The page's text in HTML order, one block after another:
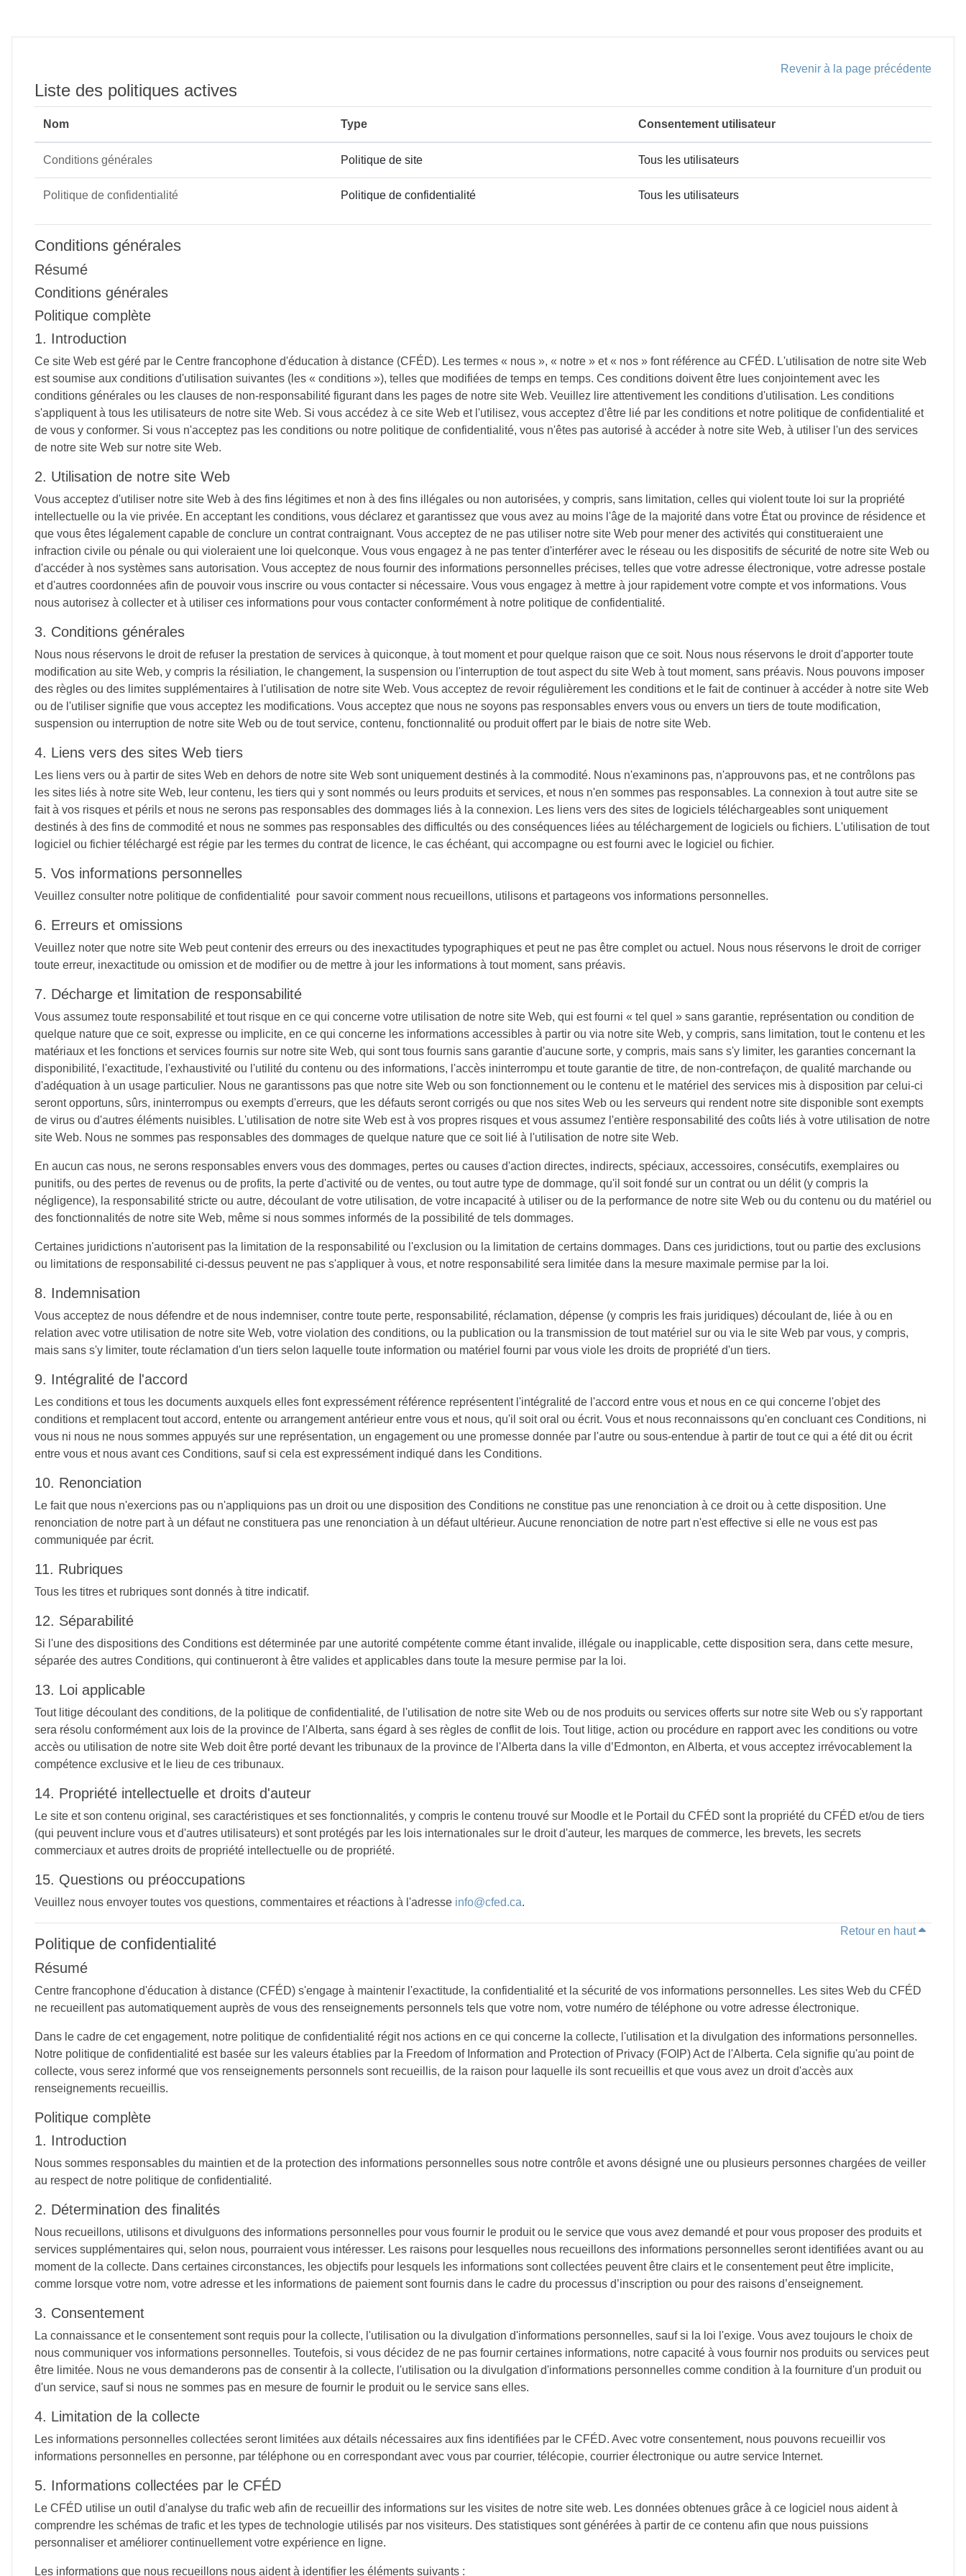
Revenir à la page précédente
Liste des politiques actives
Nom Type Consentement utilisateur
Conditions générales Politique de site Tous les utilisateurs
Politique de confidentialité Politique de confidentialité Tous les utilisateurs
Conditions générales
Résumé
Conditions générales
Politique complète
1. Introduction
Ce site Web est géré par le Centre francophone d'éducation à distance (CFÉD). Les termes « nous », « notre » et « nos » font référence au CFÉD. L'utilisation de notre site Web
est soumise aux conditions d'utilisation suivantes (les « conditions »), telles que modifiées de temps en temps. Ces conditions doivent être lues conjointement avec les
conditions générales ou les clauses de non-responsabilité figurant dans les pages de notre site Web. Veuillez lire attentivement les conditions d'utilisation. Les conditions
s'appliquent à tous les utilisateurs de notre site Web. Si vous accédez à ce site Web et l'utilisez, vous acceptez d'être lié par les conditions et notre politique de confidentialité et
de vous y conformer. Si vous n'acceptez pas les conditions ou notre politique de confidentialité, vous n'êtes pas autorisé à accéder à notre site Web, à utiliser l'un des services
de notre site Web sur notre site Web.
2. Utilisation de notre site Web
Vous acceptez d'utiliser notre site Web à des fins légitimes et non à des fins illégales ou non autorisées, y compris, sans limitation, celles qui violent toute loi sur la propriété
intellectuelle ou la vie privée. En acceptant les conditions, vous déclarez et garantissez que vous avez au moins l'âge de la majorité dans votre État ou province de résidence et
que vous êtes légalement capable de conclure un contrat contraignant. Vous acceptez de ne pas utiliser notre site Web pour mener des activités qui constitueraient une
infraction civile ou pénale ou qui violeraient une loi quelconque. Vous vous engagez à ne pas tenter d'interférer avec le réseau ou les dispositifs de sécurité de notre site Web ou
d'accéder à nos systèmes sans autorisation. Vous acceptez de nous fournir des informations personnelles précises, telles que votre adresse électronique, votre adresse postale
et d'autres coordonnées afin de pouvoir vous inscrire ou vous contacter si nécessaire. Vous vous engagez à mettre à jour rapidement votre compte et vos informations. Vous
nous autorisez à collecter et à utiliser ces informations pour vous contacter conformément à notre politique de confidentialité.
3. Conditions générales
Nous nous réservons le droit de refuser la prestation de services à quiconque, à tout moment et pour quelque raison que ce soit. Nous nous réservons le droit d'apporter toute
modification au site Web, y compris la résiliation, le changement, la suspension ou l'interruption de tout aspect du site Web à tout moment, sans préavis. Nous pouvons imposer
des règles ou des limites supplémentaires à l'utilisation de notre site Web. Vous acceptez de revoir régulièrement les conditions et le fait de continuer à accéder à notre site Web
ou de l'utiliser signifie que vous acceptez les modifications. Vous acceptez que nous ne soyons pas responsables envers vous ou envers un tiers de toute modification,
suspension ou interruption de notre site Web ou de tout service, contenu, fonctionnalité ou produit offert par le biais de notre site Web.
4. Liens vers des sites Web tiers
Les liens vers ou à partir de sites Web en dehors de notre site Web sont uniquement destinés à la commodité. Nous n'examinons pas, n'approuvons pas, et ne contrôlons pas
les sites liés à notre site Web, leur contenu, les tiers qui y sont nommés ou leurs produits et services, et nous n'en sommes pas responsables. La connexion à tout autre site se
fait à vos risques et périls et nous ne serons pas responsables des dommages liés à la connexion. Les liens vers des sites de logiciels téléchargeables sont uniquement
destinés à des fins de commodité et nous ne sommes pas responsables des difficultés ou des conséquences liées au téléchargement de logiciels ou fichiers. L'utilisation de tout
logiciel ou fichier téléchargé est régie par les termes du contrat de licence, le cas échéant, qui accompagne ou est fourni avec le logiciel ou fichier.
5. Vos informations personnelles
Veuillez consulter notre politique de confidentialité pour savoir comment nous recueillons, utilisons et partageons vos informations personnelles.
6. Erreurs et omissions
Veuillez noter que notre site Web peut contenir des erreurs ou des inexactitudes typographiques et peut ne pas être complet ou actuel. Nous nous réservons le droit de corriger
toute erreur, inexactitude ou omission et de modifier ou de mettre à jour les informations à tout moment, sans préavis.
7. Décharge et limitation de responsabilité
Vous assumez toute responsabilité et tout risque en ce qui concerne votre utilisation de notre site Web, qui est fourni « tel quel » sans garantie, représentation ou condition de
quelque nature que ce soit, expresse ou implicite, en ce qui concerne les informations accessibles à partir ou via notre site Web, y compris, sans limitation, tout le contenu et les
matériaux et les fonctions et services fournis sur notre site Web, qui sont tous fournis sans garantie d'aucune sorte, y compris, mais sans s'y limiter, les garanties concernant la
disponibilité, l'exactitude, l'exhaustivité ou l'utilité du contenu ou des informations, l'accès ininterrompu et toute garantie de titre, de non-contrefaçon, de qualité marchande ou
d'adéquation à un usage particulier. Nous ne garantissons pas que notre site Web ou son fonctionnement ou le contenu et le matériel des services mis à disposition par celui-ci
seront opportuns, sûrs, ininterrompus ou exempts d'erreurs, que les défauts seront corrigés ou que nos sites Web ou les serveurs qui rendent notre site disponible sont exempts
de virus ou d'autres éléments nuisibles. L'utilisation de notre site Web est à vos propres risques et vous assumez l'entière responsabilité des coûts liés à votre utilisation de notre
site Web. Nous ne sommes pas responsables des dommages de quelque nature que ce soit lié à l'utilisation de notre site Web.
En aucun cas nous, ne serons responsables envers vous des dommages, pertes ou causes d'action directes, indirects, spéciaux, accessoires, consécutifs, exemplaires ou
punitifs, ou des pertes de revenus ou de profits, la perte d'activité ou de ventes, ou tout autre type de dommage, qu'il soit fondé sur un contrat ou un délit (y compris la
négligence), la responsabilité stricte ou autre, découlant de votre utilisation, de votre incapacité à utiliser ou de la performance de notre site Web ou du contenu ou du matériel ou
des fonctionnalités de notre site Web, même si nous sommes informés de la possibilité de tels dommages.
Certaines juridictions n'autorisent pas la limitation de la responsabilité ou l'exclusion ou la limitation de certains dommages. Dans ces juridictions, tout ou partie des exclusions
ou limitations de responsabilité ci-dessus peuvent ne pas s'appliquer à vous, et notre responsabilité sera limitée dans la mesure maximale permise par la loi.
8. Indemnisation
Vous acceptez de nous défendre et de nous indemniser, contre toute perte, responsabilité, réclamation, dépense (y compris les frais juridiques) découlant de, liée à ou en
relation avec votre utilisation de notre site Web, votre violation des conditions, ou la publication ou la transmission de tout matériel sur ou via le site Web par vous, y compris,
mais sans s'y limiter, toute réclamation d'un tiers selon laquelle toute information ou matériel fourni par vous viole les droits de propriété d'un tiers.
9. Intégralité de l'accord
Les conditions et tous les documents auxquels elles font expressément référence représentent l'intégralité de l'accord entre vous et nous en ce qui concerne l'objet des
conditions et remplacent tout accord, entente ou arrangement antérieur entre vous et nous, qu'il soit oral ou écrit. Vous et nous reconnaissons qu'en concluant ces Conditions, ni
vous ni nous ne nous sommes appuyés sur une représentation, un engagement ou une promesse donnée par l'autre ou sous-entendue à partir de tout ce qui a été dit ou écrit
entre vous et nous avant ces Conditions, sauf si cela est expressément indiqué dans les Conditions.
10. Renonciation
Le fait que nous n'exercions pas ou n'appliquions pas un droit ou une disposition des Conditions ne constitue pas une renonciation à ce droit ou à cette disposition. Une
renonciation de notre part à un défaut ne constituera pas une renonciation à un défaut ultérieur. Aucune renonciation de notre part n'est effective si elle ne vous est pas
communiquée par écrit.
11. Rubriques
Tous les titres et rubriques sont donnés à titre indicatif.
12. Séparabilité
Si l'une des dispositions des Conditions est déterminée par une autorité compétente comme étant invalide, illégale ou inapplicable, cette disposition sera, dans cette mesure,
séparée des autres Conditions, qui continueront à être valides et applicables dans toute la mesure permise par la loi.
13. Loi applicable
Tout litige découlant des conditions, de la politique de confidentialité, de l'utilisation de notre site Web ou de nos produits ou services offerts sur notre site Web ou s'y rapportant
sera résolu conformément aux lois de la province de l'Alberta, sans égard à ses règles de conflit de lois. Tout litige, action ou procédure en rapport avec les conditions ou votre
accès ou utilisation de notre site Web doit être porté devant les tribunaux de la province de l'Alberta dans la ville d’Edmonton, en Alberta, et vous acceptez irrévocablement la
compétence exclusive et le lieu de ces tribunaux.
14. Propriété intellectuelle et droits d'auteur
Le site et son contenu original, ses caractéristiques et ses fonctionnalités, y compris le contenu trouvé sur Moodle et le Portail du CFÉD sont la propriété du CFÉD et/ou de tiers
(qui peuvent inclure vous et d'autres utilisateurs) et sont protégés par les lois internationales sur le droit d'auteur, les marques de commerce, les brevets, les secrets
commerciaux et autres droits de propriété intellectuelle ou de propriété.
15. Questions ou préoccupations
Veuillez nous envoyer toutes vos questions, commentaires et réactions à l'adresse info@cfed.ca.
Retour en haut
Politique de confidentialité
Résumé
Centre francophone d'éducation à distance (CFÉD) s'engage à maintenir l'exactitude, la confidentialité et la sécurité de vos informations personnelles. Les sites Web du CFÉD
ne recueillent pas automatiquement auprès de vous des renseignements personnels tels que votre nom, votre numéro de téléphone ou votre adresse électronique.
Dans le cadre de cet engagement, notre politique de confidentialité régit nos actions en ce qui concerne la collecte, l'utilisation et la divulgation des informations personnelles.
Notre politique de confidentialité est basée sur les valeurs établies par la Freedom of Information and Protection of Privacy (FOIP) Act de l'Alberta. Cela signifie qu'au point de
collecte, vous serez informé que vos renseignements personnels sont recueillis, de la raison pour laquelle ils sont recueillis et que vous avez un droit d'accès aux
renseignements recueillis.
Politique complète
1. Introduction
Nous sommes responsables du maintien et de la protection des informations personnelles sous notre contrôle et avons désigné une ou plusieurs personnes chargées de veiller
au respect de notre politique de confidentialité.
2. Détermination des finalités
Nous recueillons, utilisons et divulguons des informations personnelles pour vous fournir le produit ou le service que vous avez demandé et pour vous proposer des produits et
services supplémentaires qui, selon nous, pourraient vous intéresser. Les raisons pour lesquelles nous recueillons des informations personnelles seront identifiées avant ou au
moment de la collecte. Dans certaines circonstances, les objectifs pour lesquels les informations sont collectées peuvent être clairs et le consentement peut être implicite,
comme lorsque votre nom, votre adresse et les informations de paiement sont fournis dans le cadre du processus d’inscription ou pour des raisons d’enseignement.
3. Consentement
La connaissance et le consentement sont requis pour la collecte, l'utilisation ou la divulgation d'informations personnelles, sauf si la loi l'exige. Vous avez toujours le choix de
nous communiquer vos informations personnelles. Toutefois, si vous décidez de ne pas fournir certaines informations, notre capacité à vous fournir nos produits ou services peut
être limitée. Nous ne vous demanderons pas de consentir à la collecte, l'utilisation ou la divulgation d'informations personnelles comme condition à la fourniture d'un produit ou
d'un service, sauf si nous ne sommes pas en mesure de fournir le produit ou le service sans elles.
4. Limitation de la collecte
Les informations personnelles collectées seront limitées aux détails nécessaires aux fins identifiées par le CFÉD. Avec votre consentement, nous pouvons recueillir vos
informations personnelles en personne, par téléphone ou en correspondant avec vous par courrier, télécopie, courrier électronique ou autre service Internet.
5. Informations collectées par le CFÉD
Le CFÉD utilise un outil d'analyse du trafic web afin de recueillir des informations sur les visites de notre site web. Les données obtenues grâce à ce logiciel nous aident à
comprendre les schémas de trafic et les types de technologie utilisés par nos visiteurs. Des statistiques sont générées à partir de ce contenu afin que nous puissions
personnaliser et améliorer continuellement votre expérience en ligne.
Les informations que nous recueillons nous aident à identifier les éléments suivants :